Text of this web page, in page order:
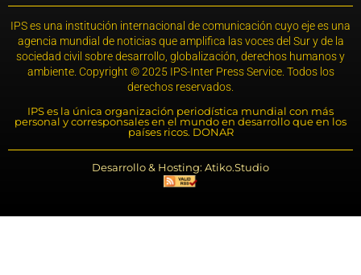
IPS es una institución internacional de comunicación cuyo eje es una
agencia mundial de noticias que amplifica las voces del Sur y de la
sociedad civil sobre desarrollo, globalización, derechos humanos y
ambiente. Copyright © 2025 IPS-Inter Press Service. Todos los
derechos reservados.
IPS es la única organización periodística mundial con más
personal y corresponsales en el mundo en desarrollo que en los
países ricos. DONAR
Desarrollo & Hosting: Atiko.Studio